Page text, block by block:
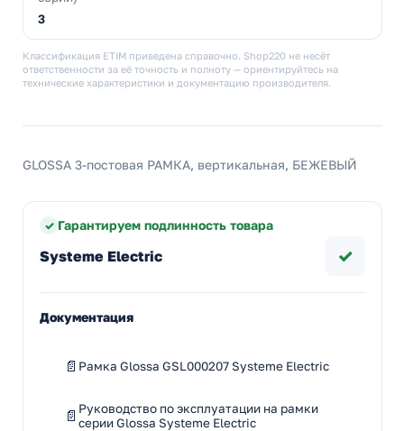
3
Классификация ETIM приведена справочно. Shop220 не несёт
ответственности за её точность и полноту — ориентируйтесь на
технические характеристики и документацию производителя.
GLOSSA 3-постовая РАМКА, вертикальная, БЕЖЕВЫЙ
Гарантируем подлинность товара
Systeme Electric ✓
Документация
Рамка Glossa GSL000207 Systeme Electric
Руководство по эксплуатации на рамки
серии Glossa Systeme Electric